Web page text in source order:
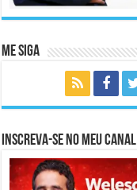
Me Siga
Inscreva-se no meu canal